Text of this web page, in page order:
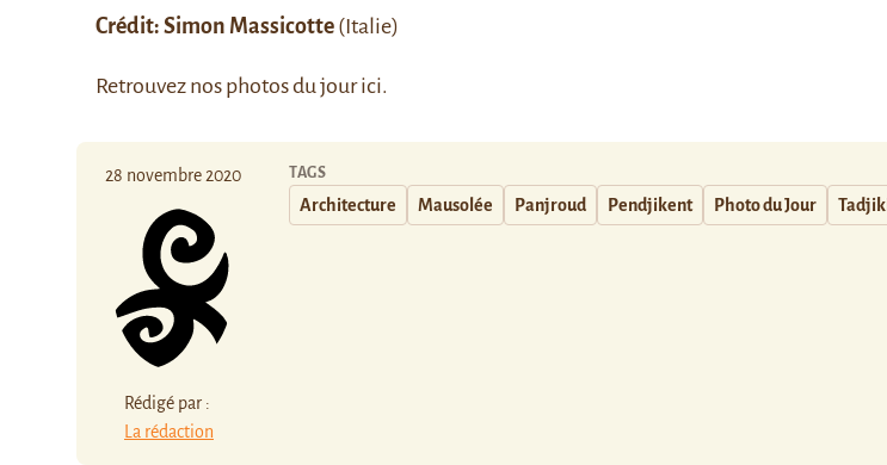
Crédit: Simon Massicotte (Italie)
Retrouvez nos photos du jourici.
28 novembre 2020
Rédigé par :
La rédaction
TAGS
Architecture Mausolée Panjroud Pendjikent Photo du Jour